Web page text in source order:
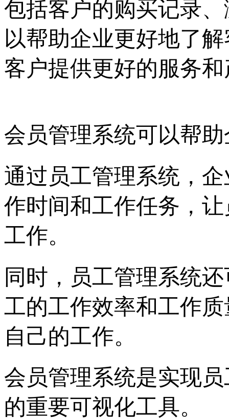
包括客户的购买记录
以帮助企业更好地了
客户提供更好的服务
会员管理系统可以帮
通过员工管理系统，
作时间和工作任务，
工作。
同时，员工管理系统
工的工作效率和工作
自己的工作。
会员管理系统是实现
的重要可视化工具。